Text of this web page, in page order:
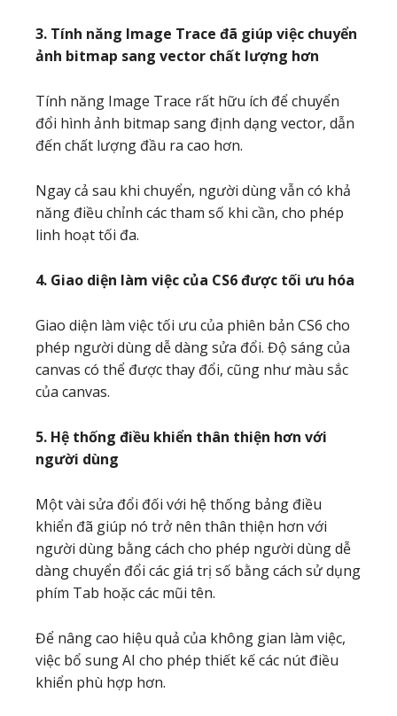
3. Tính năng Image Trace đã giúp việc chuyển
ảnh bitmap sang vector chất lượng hơn
Tính năng Image Trace rất hữu ích để chuyển
đổi hình ảnh bitmap sang định dạng vector, dẫn
đến chất lượng đầu ra cao hơn.
Ngay cả sau khi chuyển, người dùng vẫn có khả
năng điều chỉnh các tham số khi cần, cho phép
linh hoạt tối đa.
4. Giao diện làm việc của CS6 được tối ưu hóa
Giao diện làm việc tối ưu của phiên bản CS6 cho
phép người dùng dễ dàng sửa đổi. Độ sáng của
canvas có thể được thay đổi, cũng như màu sắc
của canvas.
5. Hệ thống điều khiển thân thiện hơn với
người dùng
Một vài sửa đổi đối với hệ thống bảng điều
khiển đã giúp nó trở nên thân thiện hơn với
người dùng bằng cách cho phép người dùng dễ
dàng chuyển đổi các giá trị số bằng cách sử dụng
phím Tab hoặc các mũi tên.
Để nâng cao hiệu quả của không gian làm việc,
việc bổ sung AI cho phép thiết kế các nút điều
khiển phù hợp hơn.